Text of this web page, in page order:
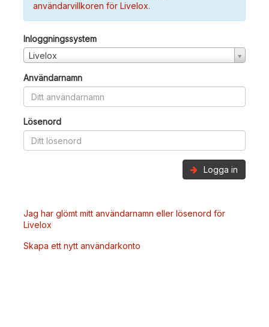
användarvillkoren för Livelox.
Inloggningssystem
Livelox
Användarnamn
Lösenord
Logga in
Jag har glömt mitt användarnamn eller lösenord för
Livelox
Skapa ett nytt användarkonto